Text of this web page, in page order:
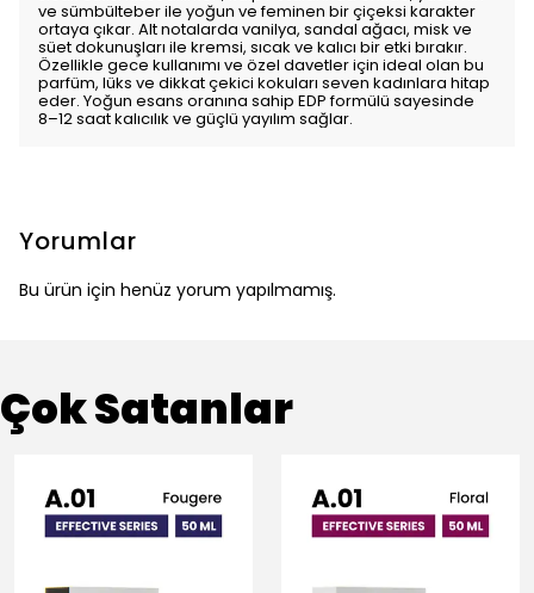
ve sümbülteber ile yoğun ve feminen bir çiçeksi karakter
ortaya çıkar. Alt notalarda vanilya, sandal ağacı, misk ve
süet dokunuşları ile kremsi, sıcak ve kalıcı bir etki bırakır.
Özellikle gece kullanımı ve özel davetler için ideal olan bu
parfüm, lüks ve dikkat çekici kokuları seven kadınlara hitap
eder. Yoğun esans oranına sahip EDP formülü sayesinde
8–12 saat kalıcılık ve güçlü yayılım sağlar.
Yorumlar
Bu ürün için henüz yorum yapılmamış.
Çok Satanlar